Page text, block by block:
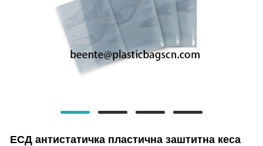
ЕСД антистатичка пластична заштитна кеса